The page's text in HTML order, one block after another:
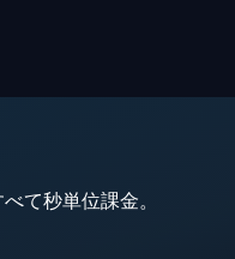
て秒単位課金。